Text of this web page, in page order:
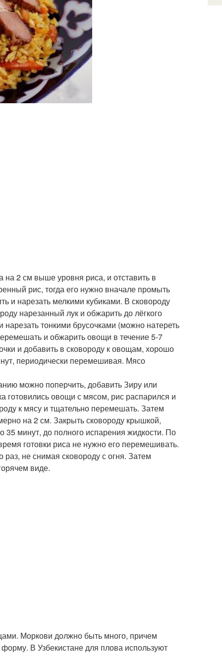
на 2 см выше уровня риса, и отставить в
рис, тогда его нужно вначале промыть
и нарезать мелкими кубиками. В сковороду
нарезанный лук и обжарить до лёгкого
тонкими брусочками (можно натереть
и обжарить овощи в течение 5-7
и добавить в сковороду к овощам, хорошо
периодически перемешивая. Мясо
можно поперчить, добавить Зиру или
готовились овощи с мясом, рис распарился и
к мясу и тщательно перемешать. Затем
на 2 см. Закрыть сковороду крышкой,
35 минут, до полного испарения жидкости. По
готовки риса не нужно его перемешивать.
не снимая сковороду с огня. Затем
виде.
Моркови должно быть много, причем
В Узбекистане для плова используют